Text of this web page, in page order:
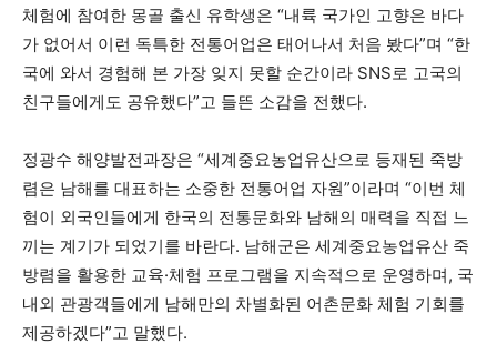
체험에 참여한 몽골 출신 유학생은 “내륙 국가인 고향은 바다
가 없어서 이런 독특한 전통어업은 태어나서 처음 봤다”며 “한
국에 와서 경험해 본 가장 잊지 못할 순간이라 SNS로 고국의
친구들에게도 공유했다”고 들뜬 소감을 전했다.
정광수 해양발전과장은 “세계중요농업유산으로 등재된 죽방
렴은 남해를 대표하는 소중한 전통어업 자원”이라며 “이번 체
험이 외국인들에게 한국의 전통문화와 남해의 매력을 직접 느
끼는 계기가 되었기를 바란다. 남해군은 세계중요농업유산 죽
방렴을 활용한 교육·체험 프로그램을 지속적으로 운영하며, 국
내외 관광객들에게 남해만의 차별화된 어촌문화 체험 기회를
제공하겠다”고 말했다.